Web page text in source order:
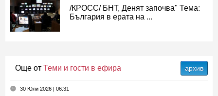
/КРОСС/ БНТ, Денят започва" Тема:
България в ерата на ...
Още отТеми и гости в ефира архив
30 Юли 2026 | 06:31